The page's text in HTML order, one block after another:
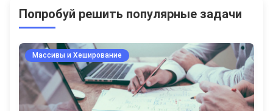
Попробуй решить популярные задачи
Массивы и Хеширование